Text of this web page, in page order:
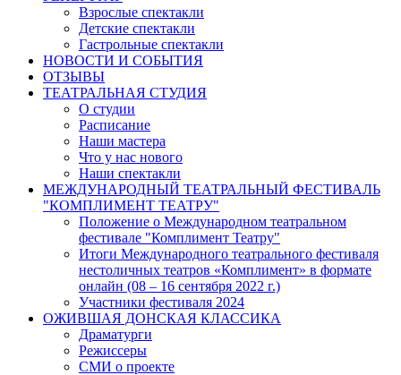
Взрослые спектакли
Детские спектакли
Гастрольные спектакли
НОВОСТИ И СОБЫТИЯ
ОТЗЫВЫ
ТЕАТРАЛЬНАЯ СТУДИЯ
О студии
Расписание
Наши мастера
Что у нас нового
Наши спектакли
МЕЖДУНАРОДНЫЙ ТЕАТРАЛЬНЫЙ ФЕСТИВАЛЬ
"КОМПЛИМЕНТ ТЕАТРУ"
Положение о Международном театральном
фестивале "Комплимент Театру"
Итоги Международного театрального фестиваля
нестоличных театров «Комплимент» в формате
онлайн (08 – 16 сентября 2022 г.)
Участники фестиваля 2024
ОЖИВШАЯ ДОНСКАЯ КЛАССИКА
Драматурги
Режиссеры
СМИ о проекте